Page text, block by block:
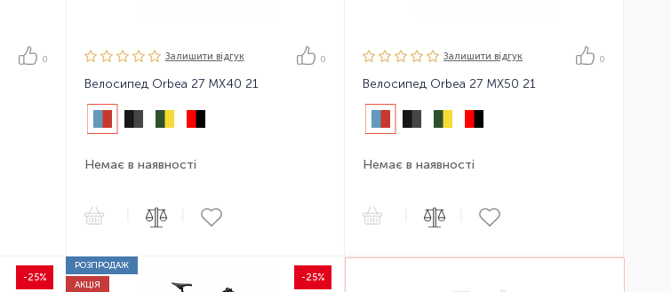
0 Залишити вiдгук 0
Велосипед Orbea 27 MX40 21
Немає в наявності
Залишити вiдгук 0
Велосипед Orbea 27 MX50 21
Немає в наявності
-25%
РОЗПРОДАЖ
-25%
АКЦІЯ